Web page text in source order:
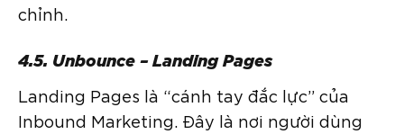
chỉnh.
4.5. Unbounce – Landing Pages
Landing Pages là “cánh tay đắc lực” của
Inbound Marketing. Đây là nơi người dùng